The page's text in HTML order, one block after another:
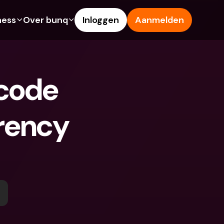
rekeningen
Creditcards
Vreemde valuta &
Geld opnemen & storten bij
een geldautomaat
Over bunq
Juridische documenten
Inloggen Aanmelden